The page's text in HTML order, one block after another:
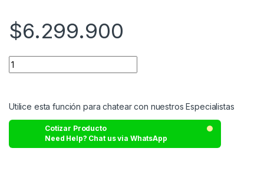
$6.299.900
Utilice esta función para chatear con nuestros Especialistas
Cotizar Producto
Need Help? Chat us via WhatsApp